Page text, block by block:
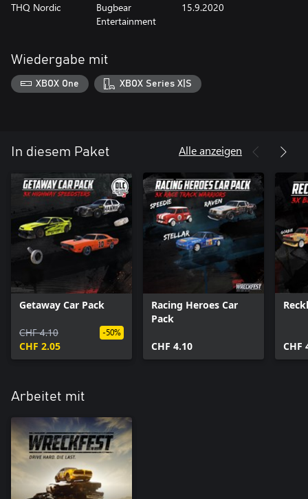
THQ Nordic
Bugbear
Entertainment
15.9.2020
Wiedergabe mit
XBOX One XBOX Series X|S
In diesem Paket Alle anzeigen
Getaway Car Pack
CHF 4.10
CHF 2.05
-50%
Racing Heroes Car
Pack
CHF 4.10 CHF
Arbeitet mit